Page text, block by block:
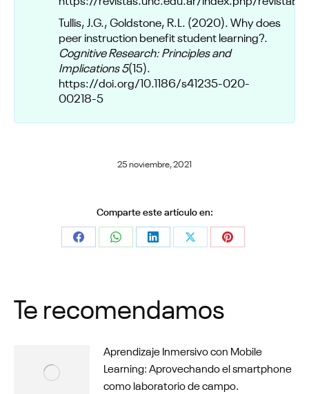
Tullis, J.G., Goldstone, R.L. (2020). Why does
peer instruction benefit student learning?.
Cognitive Research: Principles and
Implications 5(15).
https://doi.org/10.1186/s41235-020-
00218-5
25 noviembre, 2021
Comparte este artículo en:
Share Share Share Share Share
Te recomendamos
Aprendizaje Inmersivo con Mobile
Learning: Aprovechando el smartphone
como laboratorio de campo.